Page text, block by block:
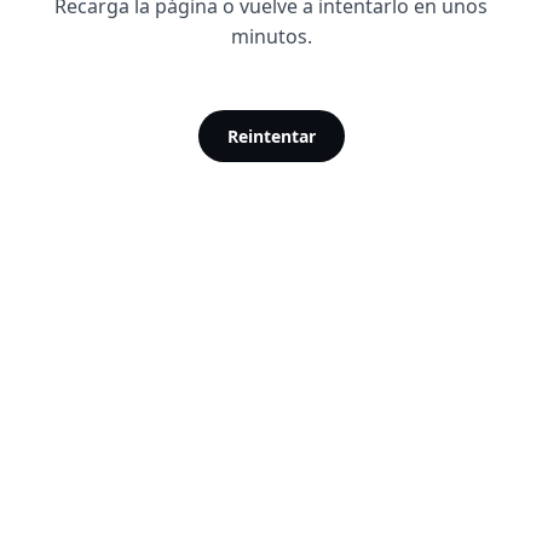
Recarga la página o vuelve a intentarlo en unos
minutos.
Reintentar